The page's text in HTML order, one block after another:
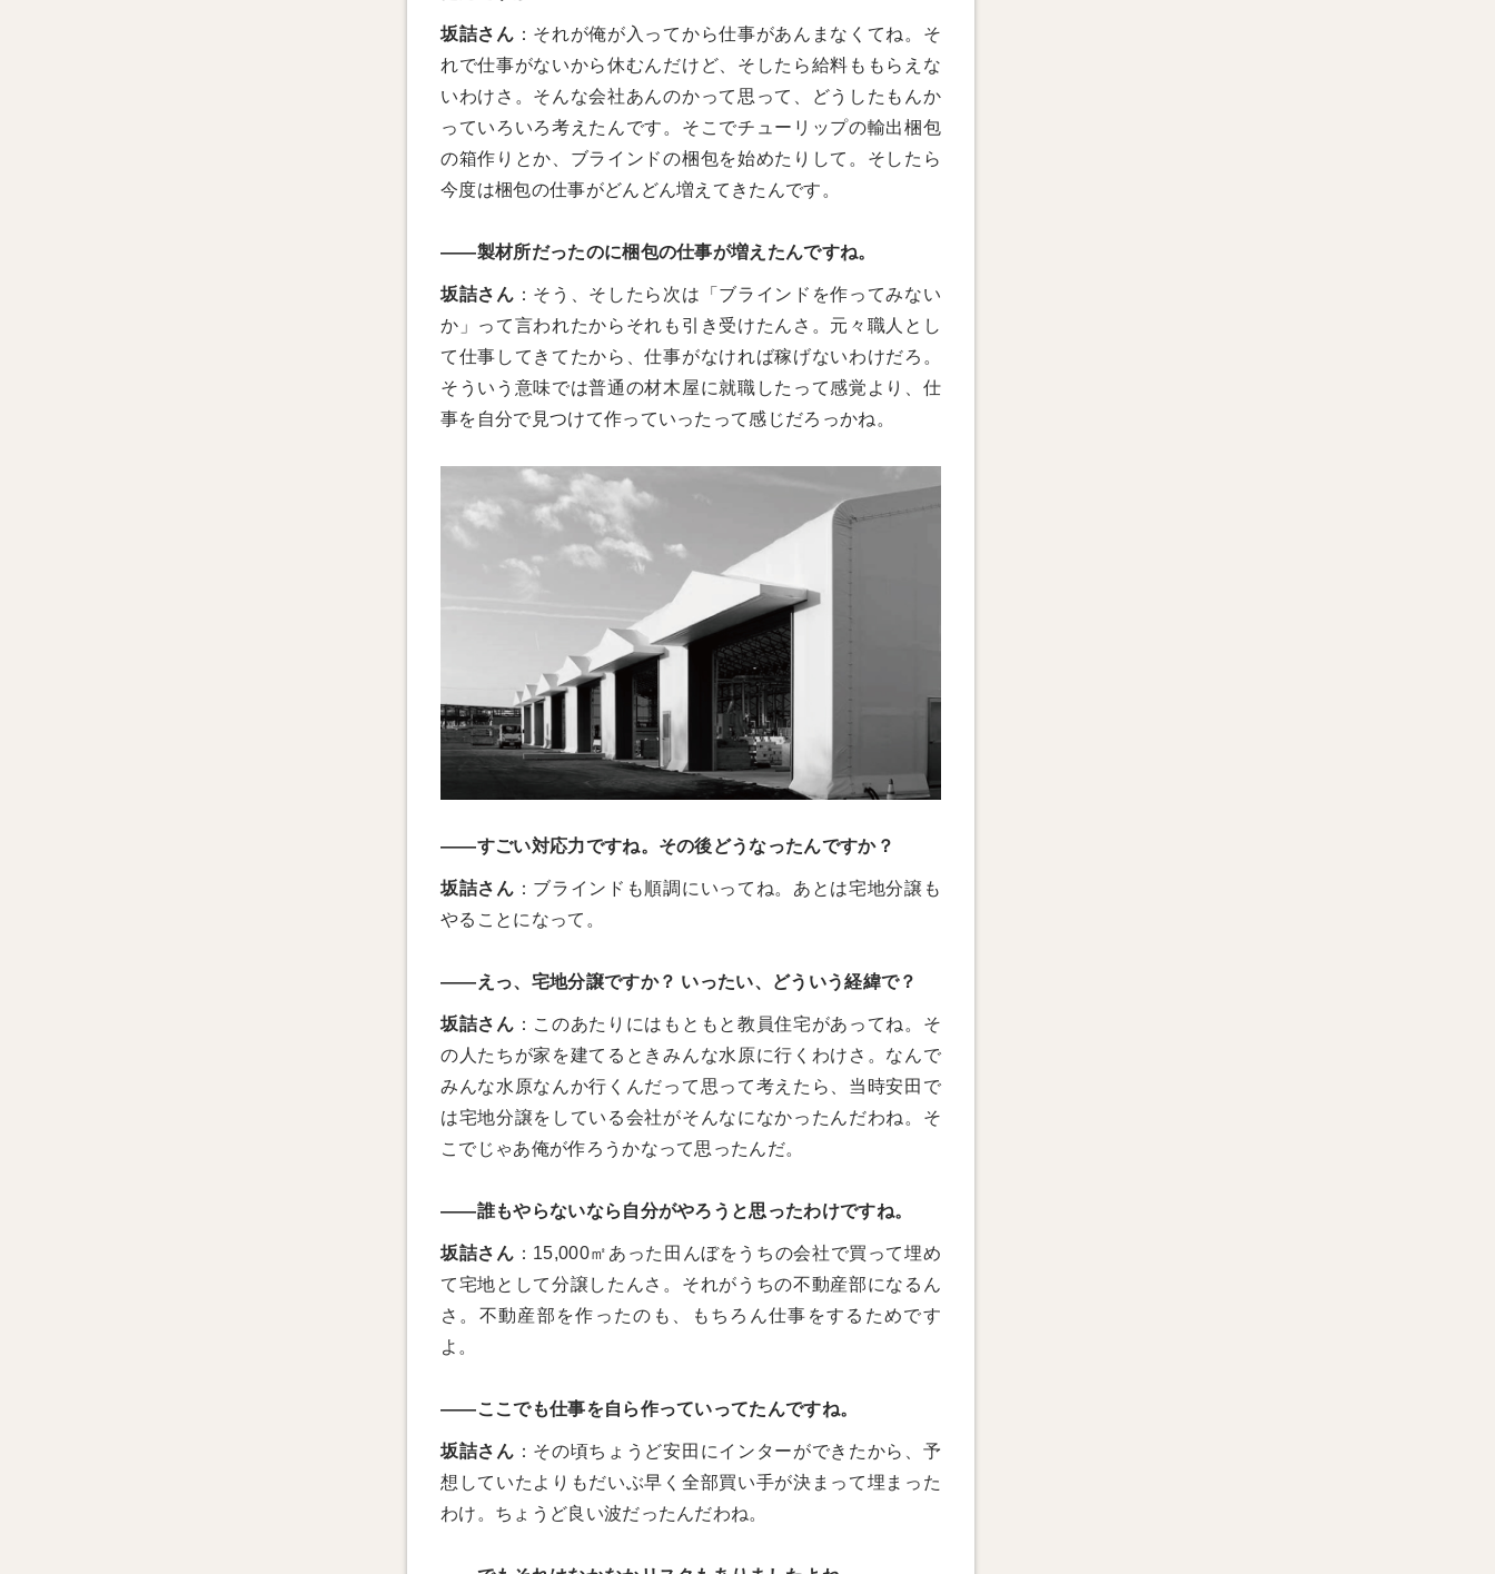
坂詰さん ：それが俺が入ってから仕事があんまなくてね。そ
れで仕事がないから休むんだけど、そしたら給料ももらえな
いわけさ。そんな会社あんのかって思って、どうしたもんか
っていろいろ考えたんです。そこでチューリップの輸出梱包
の箱作りとか、ブラインドの梱包を始めたりして。そしたら
今度は梱包の仕事がどんどん増えてきたんです。
――製材所だったのに梱包の仕事が増えたんですね。
坂詰さん ：そう、そしたら次は「ブラインドを作ってみない
か」って言われたからそれも引き受けたんさ。元々職人とし
て仕事してきてたから、仕事がなければ稼げないわけだろ。
そういう意味では普通の材木屋に就職したって感覚より、仕
事を自分で見つけて作っていったって感じだろっかね。
――すごい対応力ですね。その後どうなったんですか？
坂詰さん ：ブラインドも順調にいってね。あとは宅地分譲も
やることになって。
――えっ、宅地分譲ですか？ いったい、どういう経緯で？
坂詰さん ：このあたりにはもともと教員住宅があってね。そ
の人たちが家を建てるときみんな水原に行くわけさ。なんで
みんな水原なんか行くんだって思って考えたら、当時安田で
は宅地分譲をしている会社がそんなになかったんだわね。そ
こでじゃあ俺が作ろうかなって思ったんだ。
――誰もやらないなら自分がやろうと思ったわけですね。
坂詰さん ：15,000㎡あった田んぼをうちの会社で買って埋め
て宅地として分譲したんさ。それがうちの不動産部になるん
さ。不動産部を作ったのも、もちろん仕事をするためです
よ。
――ここでも仕事を自ら作っていってたんですね。
坂詰さん ：その頃ちょうど安田にインターができたから、予
想していたよりもだいぶ早く全部買い手が決まって埋まった
わけ。ちょうど良い波だったんだわね。